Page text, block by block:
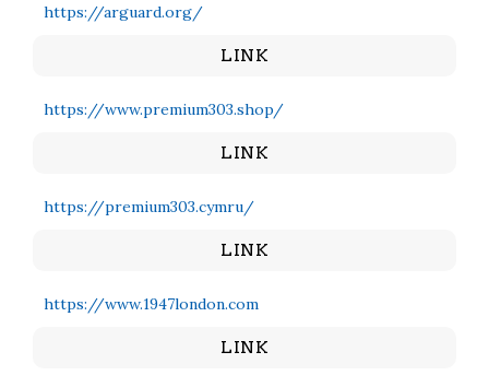
https://arguard.org/
LINK
https://www.premium303.shop/
LINK
https://premium303.cymru/
LINK
https://www.1947london.com
LINK